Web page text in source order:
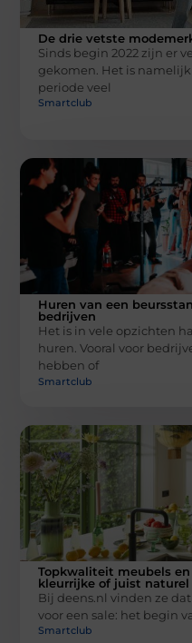
De drie vetste
Sinds begin 2022 zijn er
gekomen. Het is
periode veel
Smartclub
Huren van een
bedrijven
Het is in vele opzichten
huren. Vooral voor
hebben of
Smartclub
Topkwaliteit meubels en
kleurrijke of juist
Bij deens.nl vinden ze
voor een sale: het begin
Smartclub